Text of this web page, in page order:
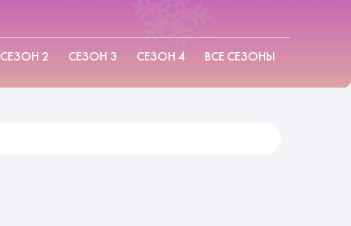
СЕЗОН 2 СЕЗОН 3 СЕЗОН 4 ВСЕ СЕЗОНЫ